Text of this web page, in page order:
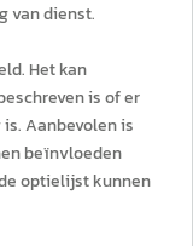
van dienst.
Het kan
is of er
Aanbevolen is
beïnvloeden
optielijst kunnen